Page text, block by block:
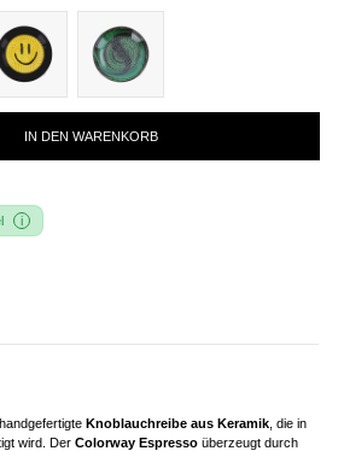
IN DEN WARENKORB
Knoblauchreibe aus Keramik , die in
wird. Der Colorway Espresso überzeugt durch